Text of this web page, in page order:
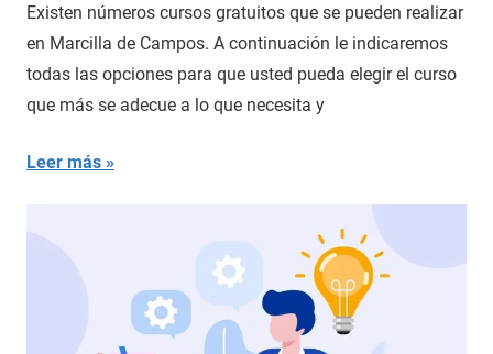
Existen números cursos gratuitos que se pueden realizar
en Marcilla de Campos. A continuación le indicaremos
todas las opciones para que usted pueda elegir el curso
que más se adecue a lo que necesita y
Leer más